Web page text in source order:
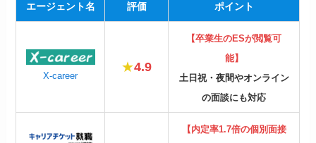
エージェント名 評価 ポイント
X-career
★4.9
【卒業生のESが閲覧可
能】
土日祝・夜間やオンライン
の面談にも対応
【内定率1.7倍の個別面接